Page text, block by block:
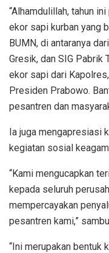
“Alhamdulillah, tahun
ekor sapi kurban yang
BUMN, di antaranya
Gresik, dan SIG Pabrik
ekor sapi dari
Presiden Prabowo.
pesantren dan
Ia juga mengapresiasi
kegiatan sosial
“Kami mengucapkan
kepada seluruh
mempercayakan
pesantren kami,”
“Ini merupakan bentuk